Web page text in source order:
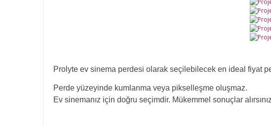
Prolyte ev sinema perdesi olarak seçilebilecek en ideal fiyat
Perde yüzeyinde kumlanma veya pikselleşme oluşmaz.
Ev sinemanız için doğru seçimdir. Mükemmel sonuçlar